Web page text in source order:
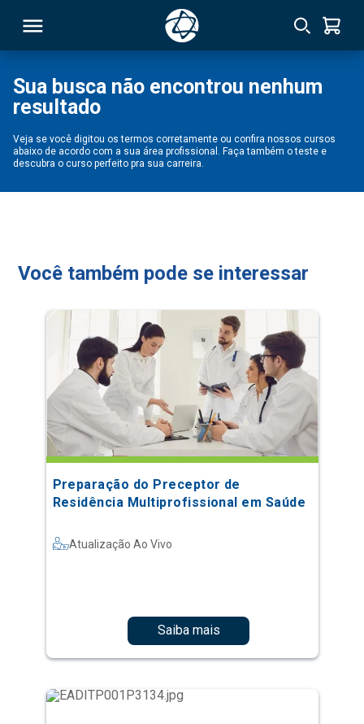
Sua busca não encontrou nenhum
resultado
Veja se você digitou os termos corretamente ou confira nossos cursos
abaixo de acordo com a sua área profissional. Faça também o teste e
descubra o curso perfeito pra sua carreira.
Você também pode se interessar
Preparação do Preceptor de
Residência Multiprofissional em Saúde
Atualização Ao Vivo
Saiba mais